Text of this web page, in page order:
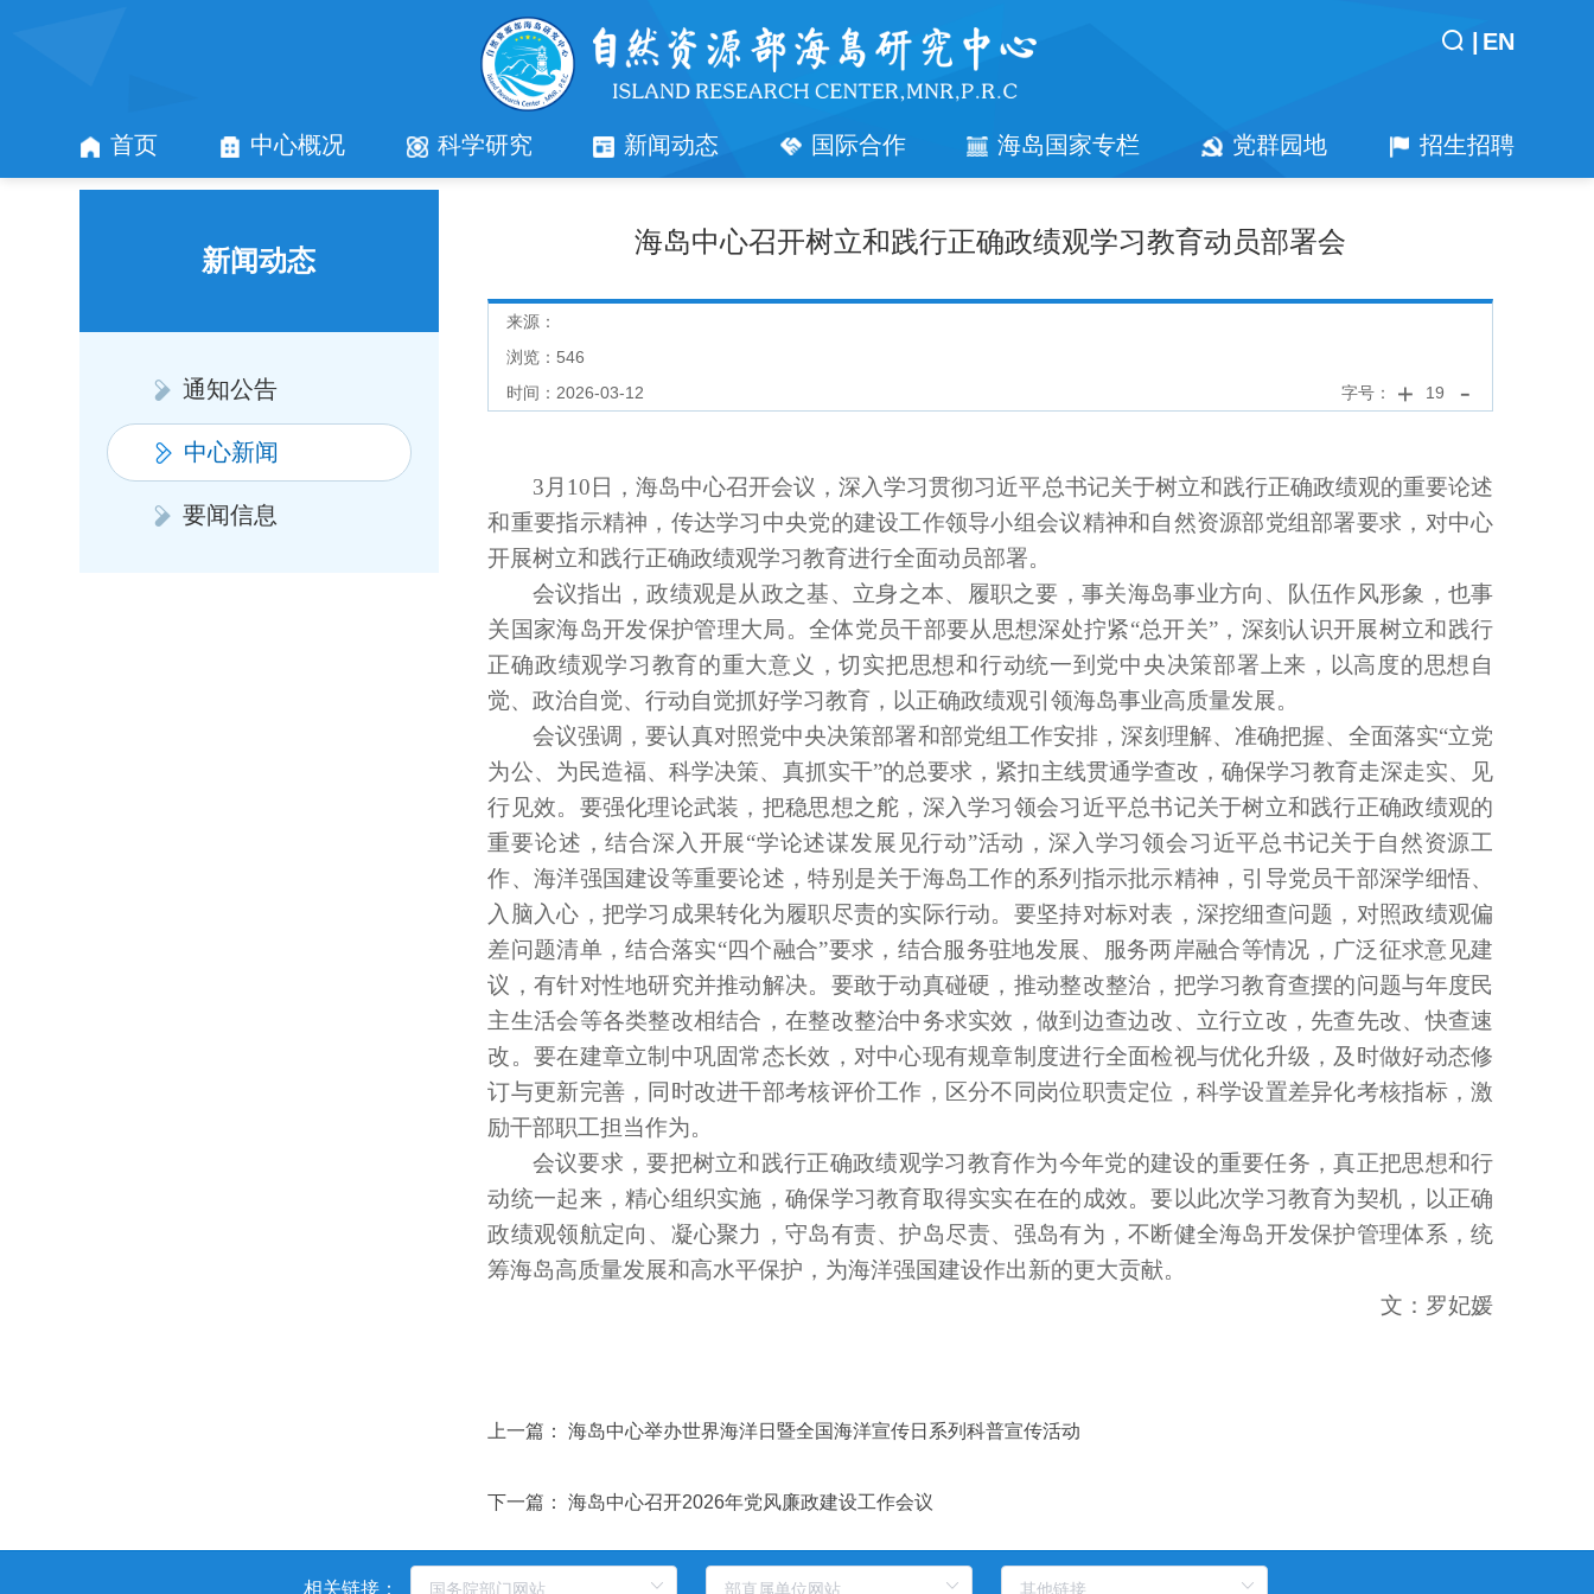
EN
首页 中心概况 科学研究 新闻动态 国际合作 海岛国家专栏 党群园地 招生招聘
新闻动态
通知公告
中心新闻
要闻信息
海岛中心召开树立和践行正确政绩观学习教育动员部署会
来源：
浏览： 546
时间：2026-03-12
字号： 19
3月10日，海岛中心召开会议，深入学习贯彻习近平总书记关于树立和践行正确政绩观的重要论述
和重要指示精神，传达学习中央党的建设工作领导小组会议精神和自然资源部党组部署要求，对中心
开展树立和践行正确政绩观学习教育进行全面动员部署。
会议指出，政绩观是从政之基、立身之本、履职之要，事关海岛事业方向、队伍作风形象，也事
关国家海岛开发保护管理大局。全体党员干部要从思想深处拧紧“总开关”，深刻认识开展树立和践行
正确政绩观学习教育的重大意义，切实把思想和行动统一到党中央决策部署上来，以高度的思想自
觉、政治自觉、行动自觉抓好学习教育，以正确政绩观引领海岛事业高质量发展。
会议强调，要认真对照党中央决策部署和部党组工作安排，深刻理解、准确把握、全面落实“立党
为公、为民造福、科学决策、真抓实干”的总要求，紧扣主线贯通学查改，确保学习教育走深走实、见
行见效。要强化理论武装，把稳思想之舵，深入学习领会习近平总书记关于树立和践行正确政绩观的
重要论述，结合深入开展“学论述谋发展见行动”活动，深入学习领会习近平总书记关于自然资源工
作、海洋强国建设等重要论述，特别是关于海岛工作的系列指示批示精神，引导党员干部深学细悟、
入脑入心，把学习成果转化为履职尽责的实际行动。要坚持对标对表，深挖细查问题，对照政绩观偏
差问题清单，结合落实“四个融合”要求，结合服务驻地发展、服务两岸融合等情况，广泛征求意见建
议，有针对性地研究并推动解决。要敢于动真碰硬，推动整改整治，把学习教育查摆的问题与年度民
主生活会等各类整改相结合，在整改整治中务求实效，做到边查边改、立行立改，先查先改、快查速
改。要在建章立制中巩固常态长效，对中心现有规章制度进行全面检视与优化升级，及时做好动态修
订与更新完善，同时改进干部考核评价工作，区分不同岗位职责定位，科学设置差异化考核指标，激
励干部职工担当作为。
会议要求，要把树立和践行正确政绩观学习教育作为今年党的建设的重要任务，真正把思想和行
动统一起来，精心组织实施，确保学习教育取得实实在在的成效。要以此次学习教育为契机，以正确
政绩观领航定向、凝心聚力，守岛有责、护岛尽责、强岛有为，不断健全海岛开发保护管理体系，统
筹海岛高质量发展和高水平保护，为海洋强国建设作出新的更大贡献。
文：罗妃媛
上一篇：海岛中心举办世界海洋日暨全国海洋宣传日系列科普宣传活动
下一篇：海岛中心召开2026年党风廉政建设工作会议
相关链接：